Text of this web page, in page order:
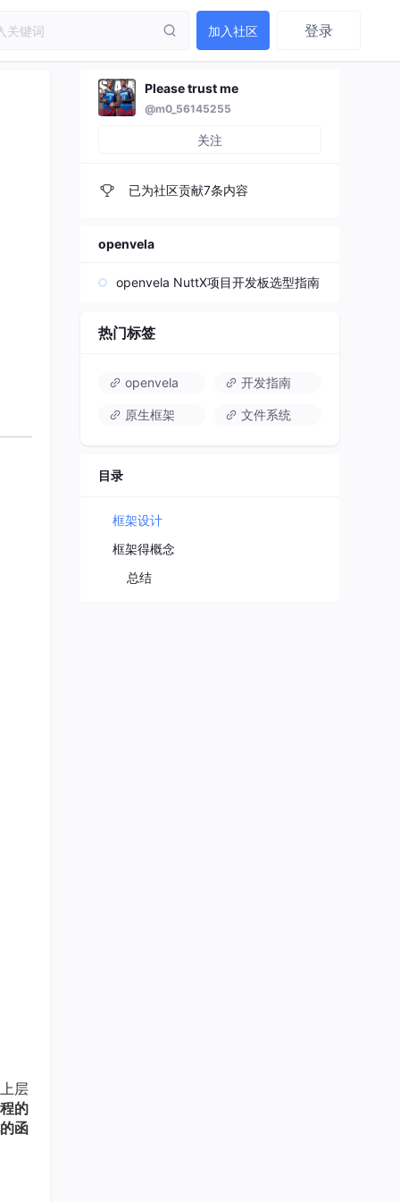
加入社区 登录
层
的
函
Please trust me
@m0_56145255
关注
已为社区贡献7条内容
openvela
openvela NuttX项目开发板选型指南
热门标签
openvela 开发指南
原生框架 文件系统
目录
框架设计
框架得概念
总结